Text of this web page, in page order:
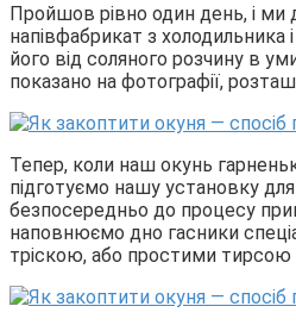
Пройшов рівно один день, і ми
напівфабрикат з
його від соляного розчину в
показано на фотографії,
Тепер, коли наш окунь
підготуємо нашу установку
безпосередньо до процесу
наповнюємо дно гасники
тріскою, або простими